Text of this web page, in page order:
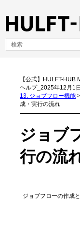
メ
【公式】HULFT-HUB
ヘルプ_2025年12月1
13. ジョブフロー機能 >
成・実行の流れ
ジョブ
行の流
ジョブフローの作成